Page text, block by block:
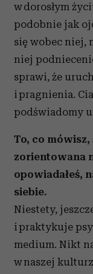
w dorosłym
podobnie jak
się wobec niej,
niej
sprawi, że
i pragnienia.
podświadomy
To, co
zorientowana
opowiadałeś,
siebie.
Niestety,
i praktykuje
medium. Nikt
w naszej